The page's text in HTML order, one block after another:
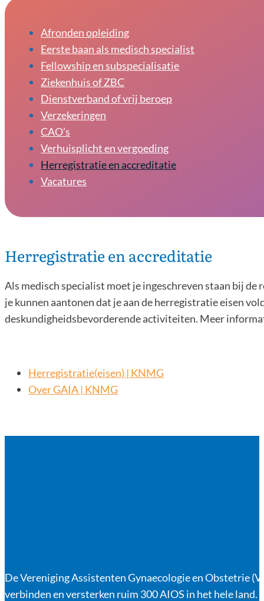
Afronden opleiding
Eerste baan als medisch specialist
Fellowship en subspecialisatie
Ziekenhuis of ZBC
Dienstverband of vrij beroep
Verzekeringen
CAO’s
Verhuisplicht en vergoeding
Herregistratie en accreditatie
Vacatures
Herregistratie en accreditatie
Als medisch specialist moet je ingeschreven staan bij
je kunnen aantonen dat je aan de herregistratie eisen
deskundigheidsbevorderende activiteiten. Meer
Herregistratie(eisen) | KNMG
Over GAIA | KNMG
De Vereniging Assistenten Gynaecologie en Obstetrie
verbinden en versterken ruim 300 AIOS in het hele land.